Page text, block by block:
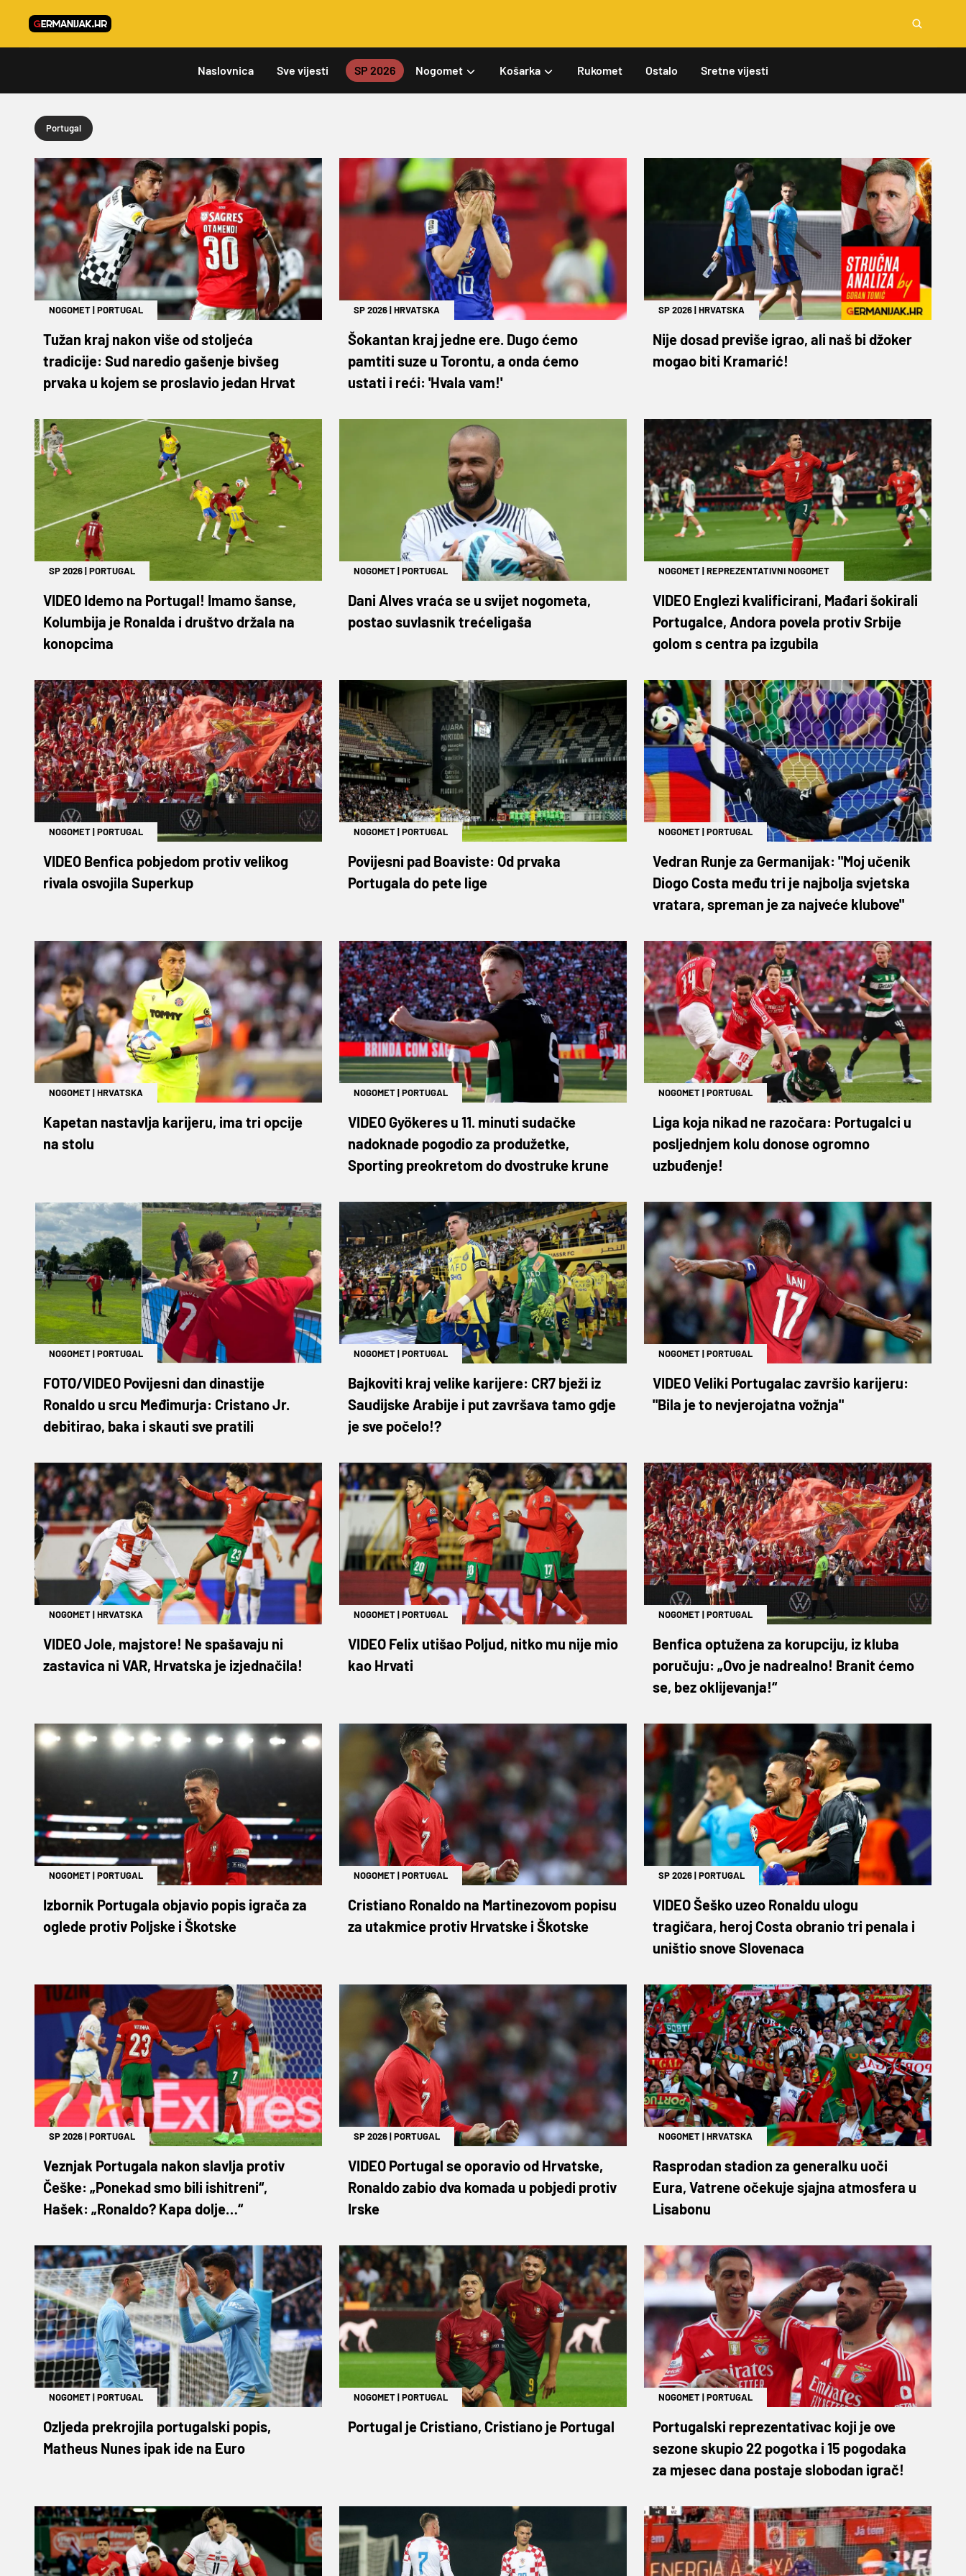
Naslovnica Sve vijesti SP 2026 Nogomet Košarka Rukomet Ostalo Sretne vijesti
Portugal
NOGOMET|PORTUGAL
Tužan kraj nakon više od stoljeća
tradicije: Sud naredio gašenje bivšeg
prvaka u kojem se proslavio jedan Hrvat
SP 2026|HRVATSKA
Šokantan kraj jedne ere. Dugo ćemo
pamtiti suze u Torontu, a onda ćemo
ustati i reći: 'Hvala vam!'
SP 2026|HRVATSKA
Nije dosad previše igrao, ali naš bi džoker
mogao biti Kramarić!
SP 2026|PORTUGAL
VIDEO Idemo na Portugal! Imamo šanse,
Kolumbija je Ronalda i društvo držala na
konopcima
NOGOMET|PORTUGAL
Dani Alves vraća se u svijet nogometa,
postao suvlasnik trećeligaša
NOGOMET|REPREZENTATIVNI NOGOMET
VIDEO Englezi kvalificirani, Mađari šokirali
Portugalce, Andora povela protiv Srbije
golom s centra pa izgubila
NOGOMET|PORTUGAL
VIDEO Benfica pobjedom protiv velikog
rivala osvojila Superkup
NOGOMET|PORTUGAL
Povijesni pad Boaviste: Od prvaka
Portugala do pete lige
NOGOMET|PORTUGAL
Vedran Runje za Germanijak: "Moj učenik
Diogo Costa među tri je najbolja svjetska
vratara, spreman je za najveće klubove"
NOGOMET|HRVATSKA
Kapetan nastavlja karijeru, ima tri opcije
na stolu
NOGOMET|PORTUGAL
VIDEO Gyökeres u 11. minuti sudačke
nadoknade pogodio za produžetke,
Sporting preokretom do dvostruke krune
NOGOMET|PORTUGAL
Liga koja nikad ne razočara: Portugalci u
posljednjem kolu donose ogromno
uzbuđenje!
NOGOMET|PORTUGAL
FOTO/VIDEO Povijesni dan dinastije
Ronaldo u srcu Međimurja: Cristano Jr.
debitirao, baka i skauti sve pratili
NOGOMET|PORTUGAL
Bajkoviti kraj velike karijere: CR7 bježi iz
Saudijske Arabije i put završava tamo gdje
je sve počelo!?
NOGOMET|PORTUGAL
VIDEO Veliki Portugalac završio karijeru:
"Bila je to nevjerojatna vožnja"
NOGOMET|HRVATSKA
VIDEO Jole, majstore! Ne spašavaju ni
zastavica ni VAR, Hrvatska je izjednačila!
NOGOMET|PORTUGAL
VIDEO Felix utišao Poljud, nitko mu nije mio
kao Hrvati
NOGOMET|PORTUGAL
Benfica optužena za korupciju, iz kluba
poručuju: „Ovo je nadrealno! Branit ćemo
se, bez oklijevanja!“
NOGOMET|PORTUGAL
Izbornik Portugala objavio popis igrača za
oglede protiv Poljske i Škotske
NOGOMET|PORTUGAL
Cristiano Ronaldo na Martinezovom popisu
za utakmice protiv Hrvatske i Škotske
SP 2026|PORTUGAL
VIDEO Šeško uzeo Ronaldu ulogu
tragičara, heroj Costa obranio tri penala i
uništio snove Slovenaca
SP 2026|PORTUGAL
Veznjak Portugala nakon slavlja protiv
Češke: „Ponekad smo bili ishitreni“,
Hašek: „Ronaldo? Kapa dolje…“
SP 2026|PORTUGAL
VIDEO Portugal se oporavio od Hrvatske,
Ronaldo zabio dva komada u pobjedi protiv
Irske
NOGOMET|HRVATSKA
Rasprodan stadion za generalku uoči
Eura, Vatrene očekuje sjajna atmosfera u
Lisabonu
NOGOMET|PORTUGAL
Ozljeda prekrojila portugalski popis,
Matheus Nunes ipak ide na Euro
NOGOMET|PORTUGAL
Portugal je Cristiano, Cristiano je Portugal
NOGOMET|PORTUGAL
Portugalski reprezentativac koji je ove
sezone skupio 22 pogotka i 15 pogodaka
za mjesec dana postaje slobodan igrač!